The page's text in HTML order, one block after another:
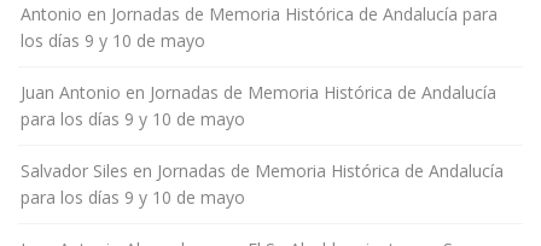
Antonio en Jornadas de Memoria Histórica de Andalucía para
los días 9 y 10 de mayo
Juan Antonio en Jornadas de Memoria Histórica de Andalucía
para los días 9 y 10 de mayo
Salvador Siles en Jornadas de Memoria Histórica de Andalucía
para los días 9 y 10 de mayo